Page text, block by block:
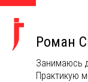
Роман
Занимаюсь
Практикую